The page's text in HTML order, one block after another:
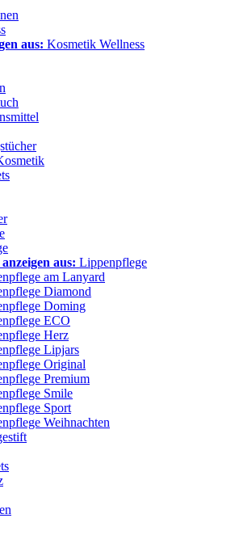
aus: Kosmetik Wellness
aus: Lippenpflege
am Lanyard
Diamond
Doming
ECO
Herz
Lipjars
Original
Premium
Smile
Sport
Weihnachten